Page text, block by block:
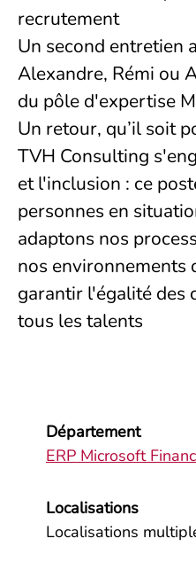
recrutement
Un second entretien
Alexandre, Rémi ou
du pôle d'expertise
Un retour, qu’il soit
TVH Consulting
et l'inclusion : ce
personnes en
adaptons nos
nos environnements
garantir l'égalité des
tous les talents
Département
ERP Microsoft
Localisations
Localisations